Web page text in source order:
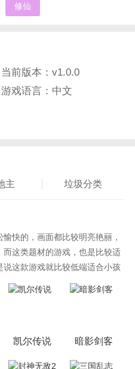
斗经验，丰富的技能和精
你的乐趣和玩耍，并挑战
力量逐渐变强。有更丰富
成更多的主线。
修仙
当前版本：v1.0.0
游戏语言：中文
主 垃圾分类
快的，画面都比较明亮艳丽，
这类题材的游戏，也是比较适
这款游戏就比较低端适合小孩
戏中添加进入卡通元素，这也
凯尔传说 暗影剑客